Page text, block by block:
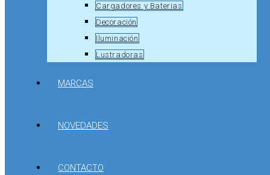
Cargadores y Baterias
Decoración
Iluminación
Lustradoras
MARCAS
NOVEDADES
CONTACTO